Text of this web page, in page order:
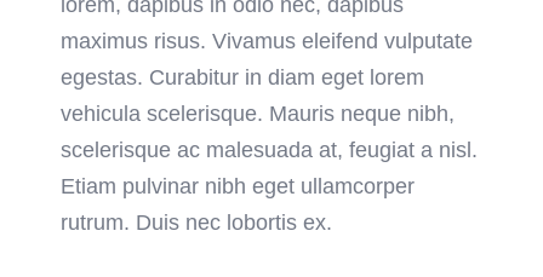
maximus risus. Vivamus eleifend vulputate
egestas. Curabitur in diam eget lorem
vehicula scelerisque. Mauris neque nibh,
scelerisque ac malesuada at, feugiat a nisl.
Etiam pulvinar nibh eget ullamcorper
rutrum. Duis nec lobortis ex.